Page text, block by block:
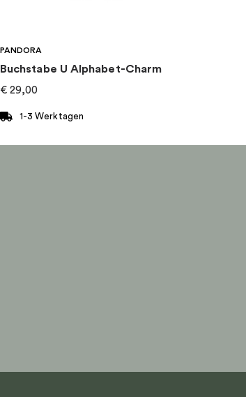
PANDORA
Buchstabe U Alphabet-Charm
€ 29,00
1-3 Werktagen